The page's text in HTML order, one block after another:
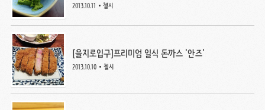
2013.10.11 첼시
[을지로입구]프리미엄 일식 돈까스 '안즈'
2013.10.10 첼시